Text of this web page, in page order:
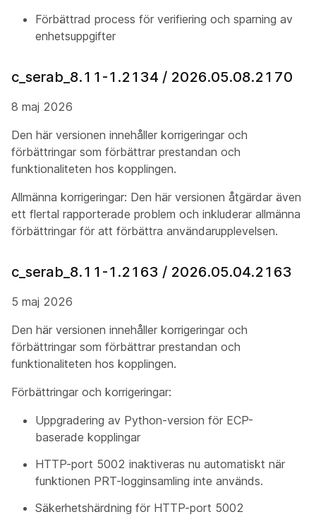
Förbättrad process för verifiering och sparning av
enhetsuppgifter
c_serab_8.11-1.2134 / 2026.05.08.2170
8 maj 2026
Den här versionen innehåller korrigeringar och
förbättringar som förbättrar prestandan och
funktionaliteten hos kopplingen.
Allmänna korrigeringar: Den här versionen åtgärdar även
ett flertal rapporterade problem och inkluderar allmänna
förbättringar för att förbättra användarupplevelsen.
c_serab_8.11-1.2163 / 2026.05.04.2163
5 maj 2026
Den här versionen innehåller korrigeringar och
förbättringar som förbättrar prestandan och
funktionaliteten hos kopplingen.
Förbättringar och korrigeringar:
Uppgradering av Python-version för ECP-
baserade kopplingar
HTTP-port 5002 inaktiveras nu automatiskt när
funktionen PRT-logginsamling inte används.
Säkerhetshärdning för HTTP-port 5002